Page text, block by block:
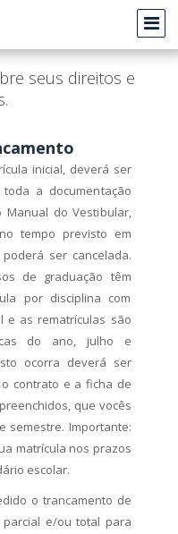
seus direitos e
inicial, deverá ser
a documentação
Manual do Vestibular,
tempo previsto em
ser cancelada.
de graduação têm
por disciplina com
e as rematrículas são
do ano, julho e
ocorra deverá ser
contrato e a ficha de
que vocês
semestre. Importante:
matrícula nos prazos
escolar.
o trancamento de
parcial e/ou total para